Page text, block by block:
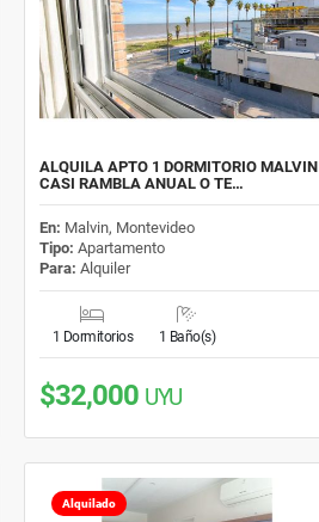
ALQUILA APTO 1 DORMITORIO MALVIN
CASI RAMBLA ANUAL O TE…
En: Malvin, Montevideo
Tipo: Apartamento
Para: Alquiler
1 Dormitorios 1 Baño(s)
$32,000 UYU
Alquilado